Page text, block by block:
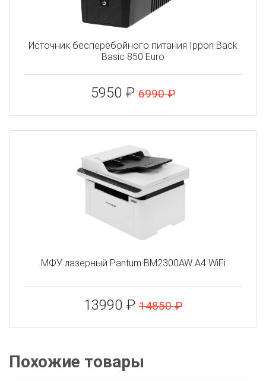
Источник бесперебойного питания Ippon Back
Basic 850 Euro
5950 ₽ 6990 ₽
МФУ лазерный Pantum BM2300AW A4 WiFi
13990 ₽ 14850 ₽
Похожие товары